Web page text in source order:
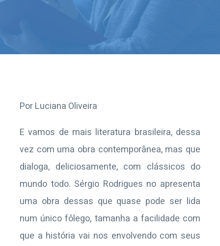
Por Luciana Oliveira
E vamos de mais literatura brasileira, dessa
vez com uma obra contemporânea, mas que
dialoga, deliciosamente, com clássicos do
mundo todo. Sérgio Rodrigues no apresenta
uma obra dessas que quase pode ser lida
num único fôlego, tamanha a facilidade com
que a história vai nos envolvendo com seus